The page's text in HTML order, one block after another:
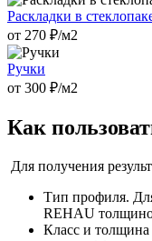
Раскладки в
от 270 ₽/м2
Ручки
от 300 ₽/м2
Как
Для получения
Тип профиля.
REHAU
Класс и толщина